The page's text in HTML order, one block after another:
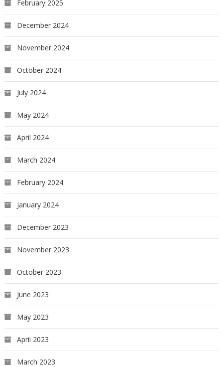
February 2025
December 2024
November 2024
October 2024
July 2024
May 2024
April 2024
March 2024
February 2024
January 2024
December 2023
November 2023
October 2023
June 2023
May 2023
April 2023
March 2023